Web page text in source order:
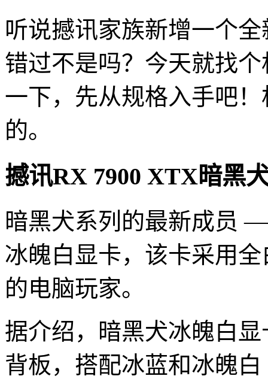
听说撼讯家族新增一个
错过不是吗？今天就找
一下，先从规格入手吧
的。
撼讯RX 7900 XTX暗黑
暗黑犬系列的最新成员
冰魄白显卡，该卡采用
的电脑玩家。
据介绍，暗黑犬冰魄白
背板，搭配冰蓝和冰魄